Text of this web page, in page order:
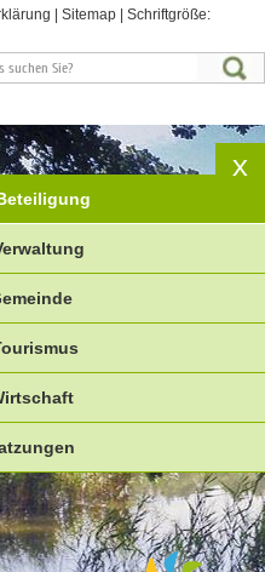
|Sitemap |Schriftgröße: